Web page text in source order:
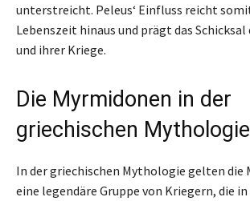
unterstreicht. Peleus‘ Einfluss reicht
Lebenszeit hinaus und prägt das
und ihrer Kriege.
Die Myrmidonen in der
griechischen Mythologie
In der griechischen Mythologie gelten die
eine legendäre Gruppe von Kriegern, die